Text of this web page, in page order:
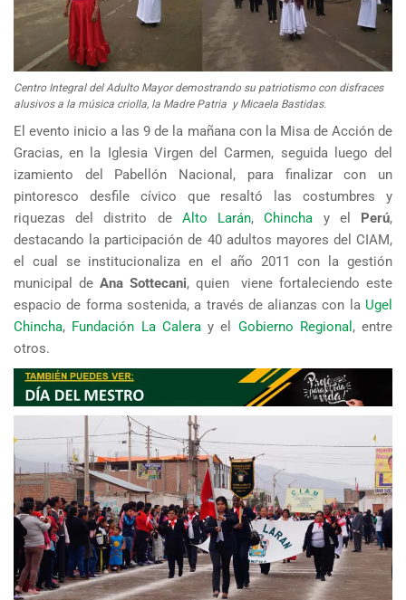
Centro Integral del Adulto Mayor demostrando su patriotismo con disfraces
alusivos a la música criolla, la Madre Patria y Micaela Bastidas.
El evento inicio a las 9 de la mañana con la Misa de Acción de
Gracias, en la Iglesia Virgen del Carmen, seguida luego del
izamiento del Pabellón Nacional, para finalizar con un
pintoresco desfile cívico que resaltó las costumbres y
riquezas del distrito de Alto Larán,Chincha y el Perú,
destacando la participación de 40 adultos mayores del CIAM,
el cual se institucionaliza en el año 2011 con la gestión
municipal de Ana Sottecani, quien viene fortaleciendo este
espacio de forma sostenida, a través de alianzas con la Ugel
Chincha, Fundación La Caleray el Gobierno Regional , entre
otros.